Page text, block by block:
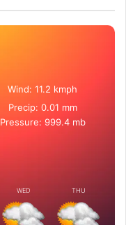
Wind: 11.2 kmph
Precip: 0.01 mm
Pressure: 999.4 mb
WED THU